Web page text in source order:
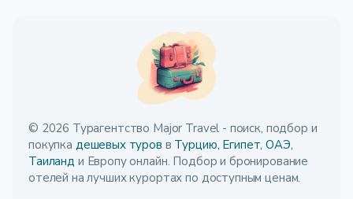
© 2026 Турагентство Major Travel - поиск, подбор и
покупка дешевых туров в Турцию, Египет, ОАЭ,
Таиланд и Европу онлайн. Подбор и бронирование
отелей на лучших курортах по доступным ценам.